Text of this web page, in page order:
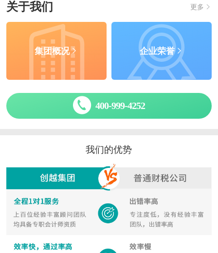
关于我们 更多
集团概况 企业荣誉
400-999-4252
我们的优势